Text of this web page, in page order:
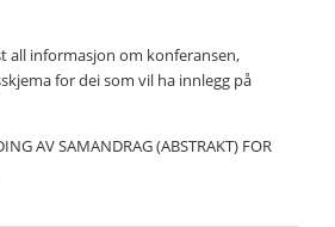
all informasjon om konferansen,
for dei som vil ha innlegg på
AV SAMANDRAG (ABSTRAKT) FOR
FOR ABSTRAKT. Norsk stadnamnarkiv i 100 år.